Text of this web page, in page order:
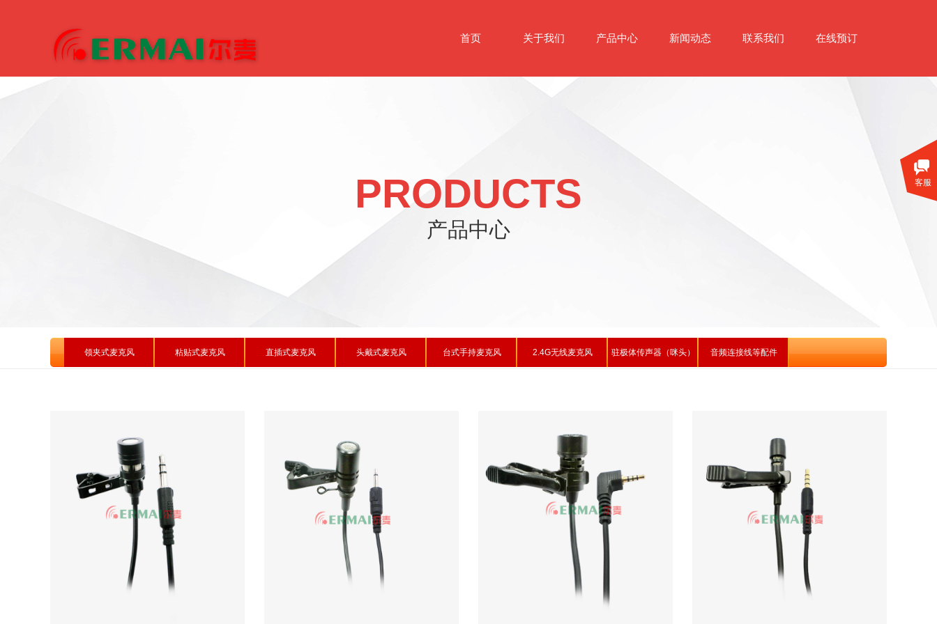
PRODUCTS
产品中心
领夹式麦克风 粘贴式麦克风 直插式麦克风 头戴式麦克风 台式手持麦克风 2.4G无线麦克风 驻极体传声器（咪头） 音频连接线等配件
首页 关于我们 产品中心 新闻动态 联系我们 在线预订
客服